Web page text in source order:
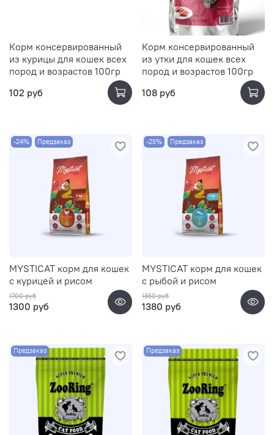
Корм консервированный
из курицы для кошек всех
пород и возрастов 100гр
102 руб
Корм консервированный
из утки для кошек всех
пород и возрастов 100гр
108 руб
-24% Предзаказ
MYSTICAT корм для кошек
с курицей и рисом
1700 руб
1300 руб
-25% Предзаказ
MYSTICAT корм для кошек
с рыбой и рисом
1850 руб
1380 руб
Предзаказ Предзаказ